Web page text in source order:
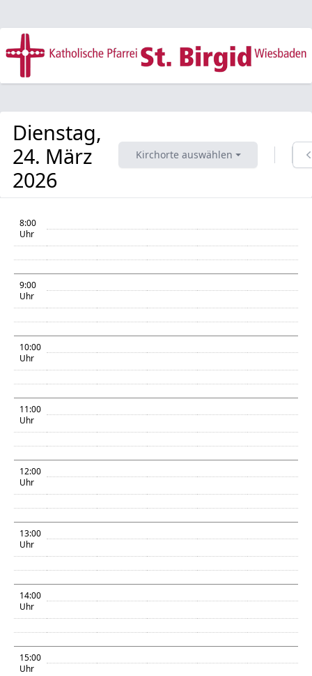
Dienstag,
24. März
2026
Kirchorte auswählen ⏷
8:00
Uhr
9:00
Uhr
10:00
Uhr
11:00
Uhr
12:00
Uhr
13:00
Uhr
14:00
Uhr
15:00
Uhr